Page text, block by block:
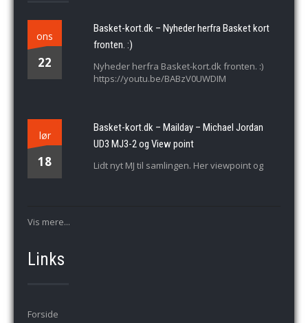
ons
22
Basket-kort.dk – Nyheder herfra Basket kort
fronten. :)
Nyheder herfra Basket-kort.dk fronten. :)
https://youtu.be/BABzV0UWDIM
lør
18
Basket-kort.dk – Mailday – Michael Jordan
UD3 MJ3-2 og View point
Lidt nyt MJ til samlingen. Her viewpoint og
Vis mere...
Links
Forside